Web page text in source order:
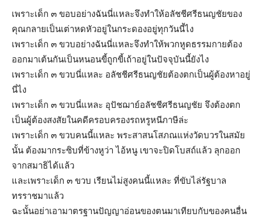
เพราะเด็ก ๓ ขอบอย่างฉันนี่แหละจึงทำให้อลัชชีศรีธนญชัยของ
คุณกลายเป็นเต่าหดหัวอยู่ในกระดองอยู่ทุกวันนี้ไง
เพราะเด็ก ๓ ขวบอย่างฉันนี่แหละจึงทำให้พวกหูดธรรมกายต้อง
ออกมาเต้นกันเป็นหนอนขี้ถูกขี้เถ้าอยู่ในปัจจุบันนี้ยังไง
เพราะเด็ก ๓ ขวบนี่แหละ อลัชชีศรีธนญชัยต้องตกเป็นผู้ต้องหาอยู่
นี่ไง
เพราะเด็ก ๓ ขวบนี่แหละ อุปัชฌาย์อลัชชีศรีธนญชัย จึงต้องตก
เป็นผู้ต้องสงสัยในคดีครอบครองรถหรูหนีภาษีล่ะ
เพราะเด็ก ๓ ขวบคนนี้แหละ พระสาสนโสภณแห่งวัดบวรในสมัย
นั้น ต้องมากระซิบที่ข้างหูว่า ไอ้หนู เขาจะปิดโบสถ์แล้ว ลุกออก
จากสมาธิได้แล้ว
และเพราะเด็ก ๓ ขวบ เรียนไม่สูงคนนี้แหละ ที่ขับไล่รัฐบาล
ทรราชมาแล้ว
ฉะนั้นอย่าเอามาตรฐานปัญญาอ่อนของตนมาเทียบกับของคนอื่น